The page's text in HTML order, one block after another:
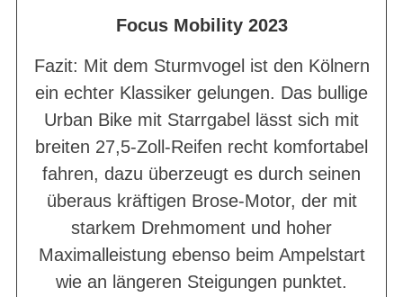
Focus Mobility 2023
Fazit: Mit dem Sturmvogel ist den Kölnern
ein echter Klassiker gelungen. Das bullige
Urban Bike mit Starrgabel lässt sich mit
breiten 27,5-Zoll-Reifen recht komfortabel
fahren, dazu überzeugt es durch seinen
überaus kräftigen Brose-Motor, der mit
starkem Drehmoment und hoher
Maximalleistung ebenso beim Ampelstart
wie an längeren Steigungen punktet.